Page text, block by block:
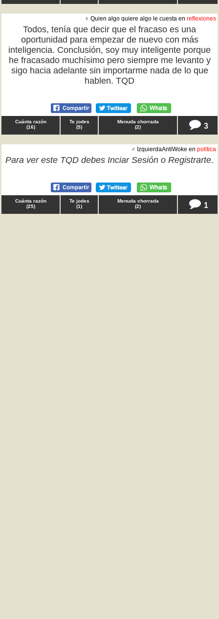
♀ Quien algo quiere algo le cuesta en reflexiones
Todos, tenía que decir que el fracaso es una
oportunidad para empezar de nuevo con más
inteligencia. Conclusión, soy muy inteligente porque
he fracasado muchísimo pero siempre me levanto y
sigo hacia adelante sin importarme nada de lo que
hablen. TQD
Cuánta razón
(16)
Te jodes
(5)
Menuda chorrada
(2) 3
♂ IzquierdaAntiWoke en politica
Para ver este TQD debes Inciar Sesión o Registrarte.
Cuánta razón
(25)
Te jodes
(1)
Menuda chorrada
(2) 1